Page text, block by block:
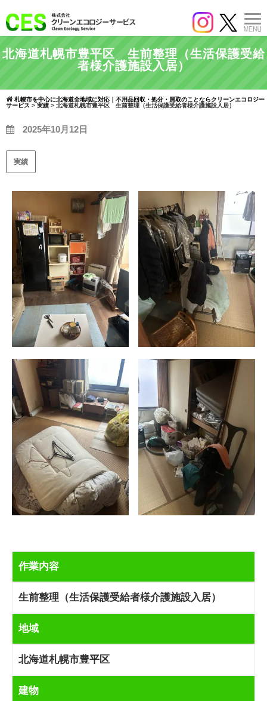
北海道札幌市豊平区 生前整理（生活保護受給
者様介護施設入居）
札幌市を中心に北海道全地域に対応｜不用品回収・処分・買取のことならクリーンエコロジー
サービス > 実績 > 北海道札幌市豊平区 生前整理（生活保護受給者様介護施設入居）
2025年10月12日
実績
作業内容
生前整理（生活保護受給者様介護施設入居）
地域
北海道札幌市豊平区
建物